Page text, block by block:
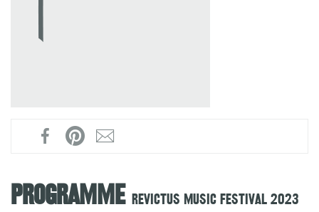
Programme Revictus Music Festival 2023